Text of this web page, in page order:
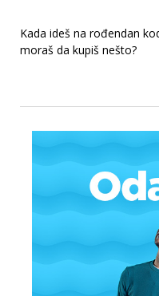
Kada ideš na rođendan
moraš da kupiš nešto?